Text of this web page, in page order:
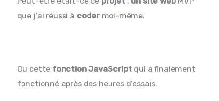
que j’ai réussi à coder moi-même.
Ou cette fonction JavaScript qui a finalement
fonctionné après des heures d’essais.